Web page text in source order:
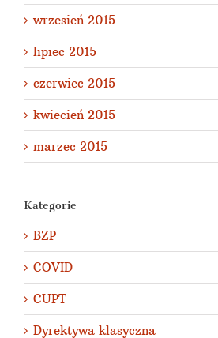
wrzesień 2015
lipiec 2015
czerwiec 2015
kwiecień 2015
marzec 2015
Kategorie
BZP
COVID
CUPT
Dyrektywa klasyczna